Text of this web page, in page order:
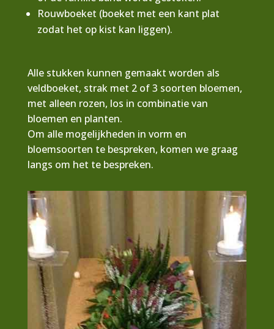
Rouwboeket (boeket met een kant plat
zodat het op kist kan liggen).
Alle stukken kunnen gemaakt worden als
veldboeket, strak met 2 of 3 soorten bloemen,
met alleen rozen, los in combinatie van
bloemen en planten.
Om alle mogelijkheden in vorm en
bloemsoorten te bespreken, komen we graag
langs om het te bespreken.